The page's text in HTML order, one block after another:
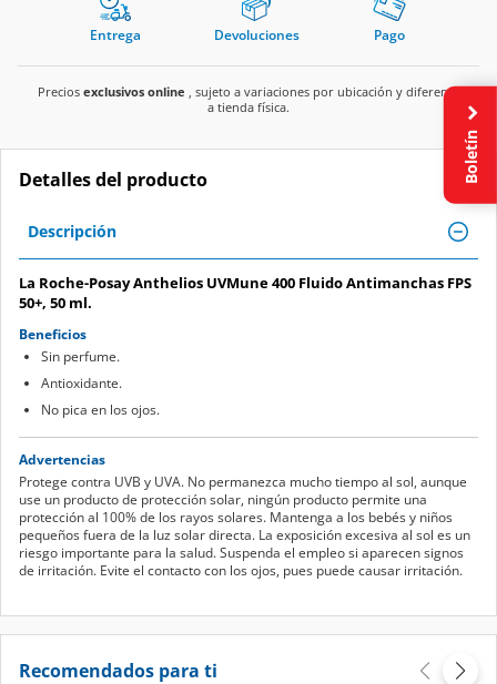
Entrega Devoluciones Pago
Precios exclusivos online , sujeto a variaciones por ubicación y diferente
a tienda física.
Detalles del producto
Descripción
La Roche-Posay Anthelios UVMune 400 Fluido Antimanchas FPS
50+, 50 ml.
Beneficios
Sin perfume.
Antioxidante.
No pica en los ojos.
Advertencias
Protege contra UVB y UVA. No permanezca mucho tiempo al sol, aunque
use un producto de protección solar, ningún producto permite una
protección al 100% de los rayos solares. Mantenga a los bebés y niños
pequeños fuera de la luz solar directa. La exposición excesiva al sol es un
riesgo importante para la salud. Suspenda el empleo si aparecen signos
de irritación. Evite el contacto con los ojos, pues puede causar irritación.
Recomendados para ti
Boletín